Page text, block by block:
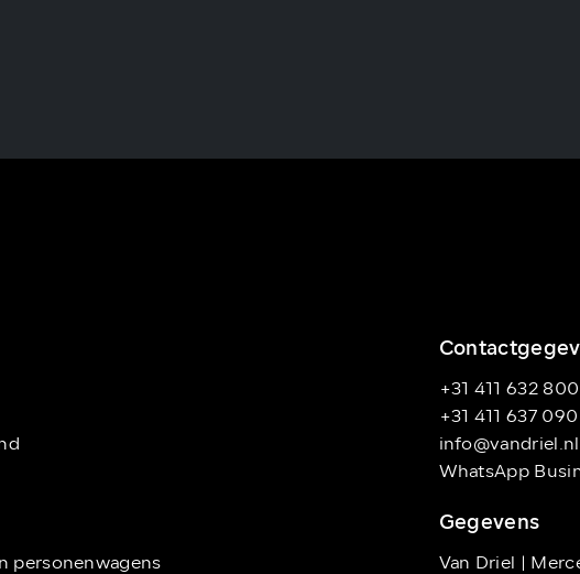
+31 411 632
+31 411 637
info@vandriel.nl
WhatsApp
personenwagens
Gegevens
Van Driel |